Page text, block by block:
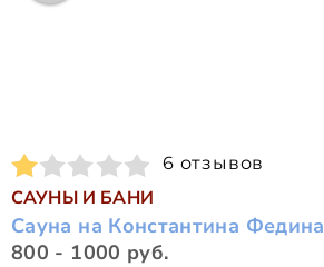
6 отзывов
САУНЫ И БАНИ
Сауна на Константина Федина
800 - 1000 руб.